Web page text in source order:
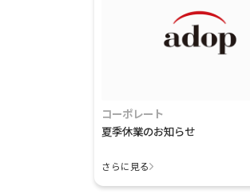
コーポレート
夏季休業のお知らせ
さらに見る